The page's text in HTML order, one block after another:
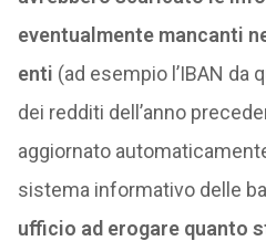
eventualmente mancanti
enti (ad esempio l’IBAN da
dei redditi dell’anno
aggiornato
sistema informativo delle
ufficio ad erogare quanto